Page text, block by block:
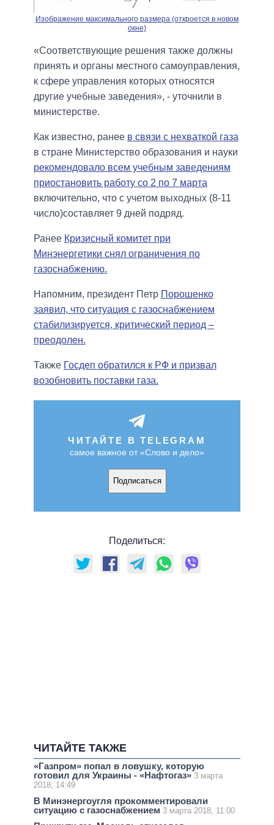
Изображение максимального размера (откроется в новом
окне)
«Соответствующие решения также должны
принять и органы местного самоуправления,
к сфере управления которых относятся
другие учебные заведения», - уточнили в
министерстве.
Как известно, ранее в связи с нехваткой газа
в стране Министерство образования и науки
рекомендовало всем учебным заведениям
приостановить работу со 2 по 7 марта
включительно, что с учетом выходных (8-11
число)составляет 9 дней подряд.
Ранее Кризисный комитет при
Минэнергетики снял ограничения по
газоснабжению.
Напомним, президент Петр Порошенко
заявил, что ситуация с газоснабжением
стабилизируется, критический период –
преодолен.
Также Госдеп обратился к РФ и призвал
возобновить поставки газа.
ЧИТАЙТЕ В TELEGRAM
самое важное от «Слово и дело»
Подписаться
Поделиться:
ЧИТАЙТЕ ТАКЖЕ
«Газпром» попал в ловушку, которую
готовил для Украины - «Нафтогаз» 3 марта
2018, 14:49
В Минэнергоугля прокомментировали
ситуацию с газоснабжением 3 марта 2018, 11:00